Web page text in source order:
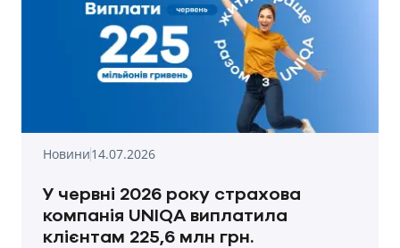
Новини14.07.2026
У червні 2026 року страхова
компанія UNIQA виплатила
клієнтам 225,6 млн грн.